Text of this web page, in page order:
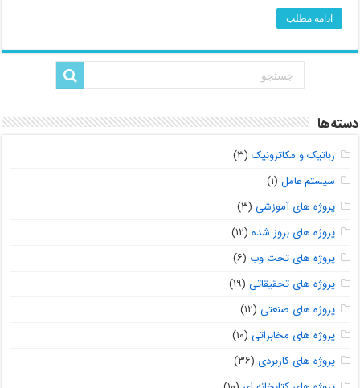
ادامه مطلب
دسته‌ها
رباتیک و مکاترونیک (۳)
سیستم عامل (۱)
پروژه های آموزشی (۳)
پروژه های بروز شده (۱۲)
پروژه های تحت وب (۶)
پروژه های تحقیقاتی (۱۹)
پروژه های صنعتی (۱۲)
پروژه های مخابراتی (۱۰)
پروژه های کاربردی (۳۶)